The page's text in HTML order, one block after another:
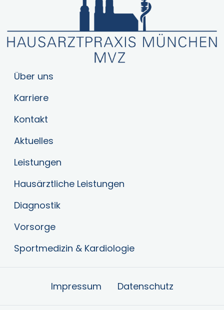
Über uns
Karriere
Kontakt
Aktuelles
Leistungen
Hausärztliche Leistungen
Diagnostik
Vorsorge
Sportmedizin & Kardiologie
Impressum Datenschutz